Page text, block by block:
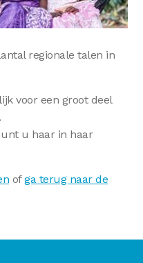
regionale talen in
voor een groot deel
u haar in haar
ofga terug naar de